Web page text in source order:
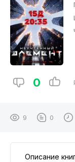
0
9 0
Описание